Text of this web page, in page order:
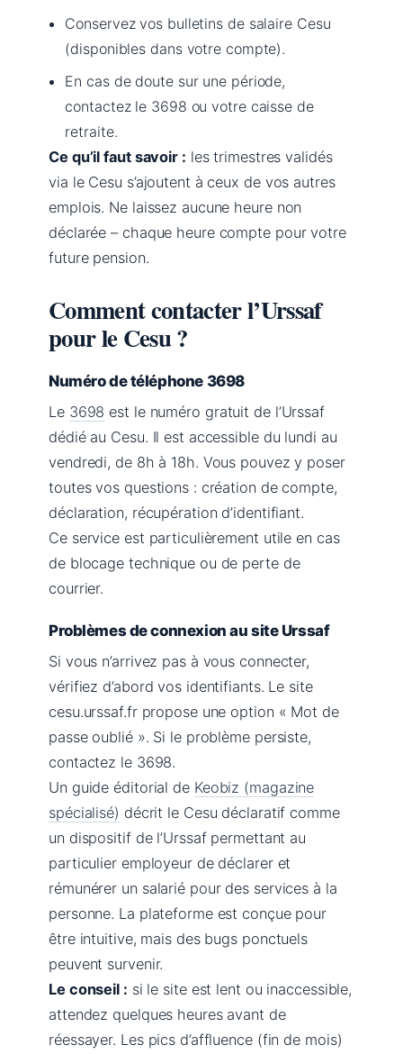
Conservez vos bulletins de salaire Cesu
(disponibles dans votre compte).
En cas de doute sur une période,
contactez le 3698 ou votre caisse de
retraite.
Ce qu’il faut savoir : les trimestres validés
via le Cesu s’ajoutent à ceux de vos autres
emplois. Ne laissez aucune heure non
déclarée – chaque heure compte pour votre
future pension.
Comment contacter l’Urssaf
pour le Cesu ?
Numéro de téléphone 3698
Le 3698 est le numéro gratuit de l’Urssaf
dédié au Cesu. Il est accessible du lundi au
vendredi, de 8h à 18h. Vous pouvez y poser
toutes vos questions : création de compte,
déclaration, récupération d’identifiant.
Ce service est particulièrement utile en cas
de blocage technique ou de perte de
courrier.
Problèmes de connexion au site Urssaf
Si vous n’arrivez pas à vous connecter,
vérifiez d’abord vos identifiants. Le site
cesu.urssaf.fr propose une option « Mot de
passe oublié ». Si le problème persiste,
contactez le 3698.
Un guide éditorial de Keobiz (magazine
spécialisé) décrit le Cesu déclaratif comme
un dispositif de l’Urssaf permettant au
particulier employeur de déclarer et
rémunérer un salarié pour des services à la
personne. La plateforme est conçue pour
être intuitive, mais des bugs ponctuels
peuvent survenir.
Le conseil : si le site est lent ou inaccessible,
attendez quelques heures avant de
réessayer. Les pics d’affluence (fin de mois)